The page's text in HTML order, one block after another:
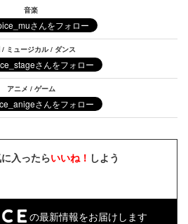
音楽
/ ミュージカル / ダンス
アニメ / ゲーム
入ったらいいね！ しよう
の最新情報をお届けします